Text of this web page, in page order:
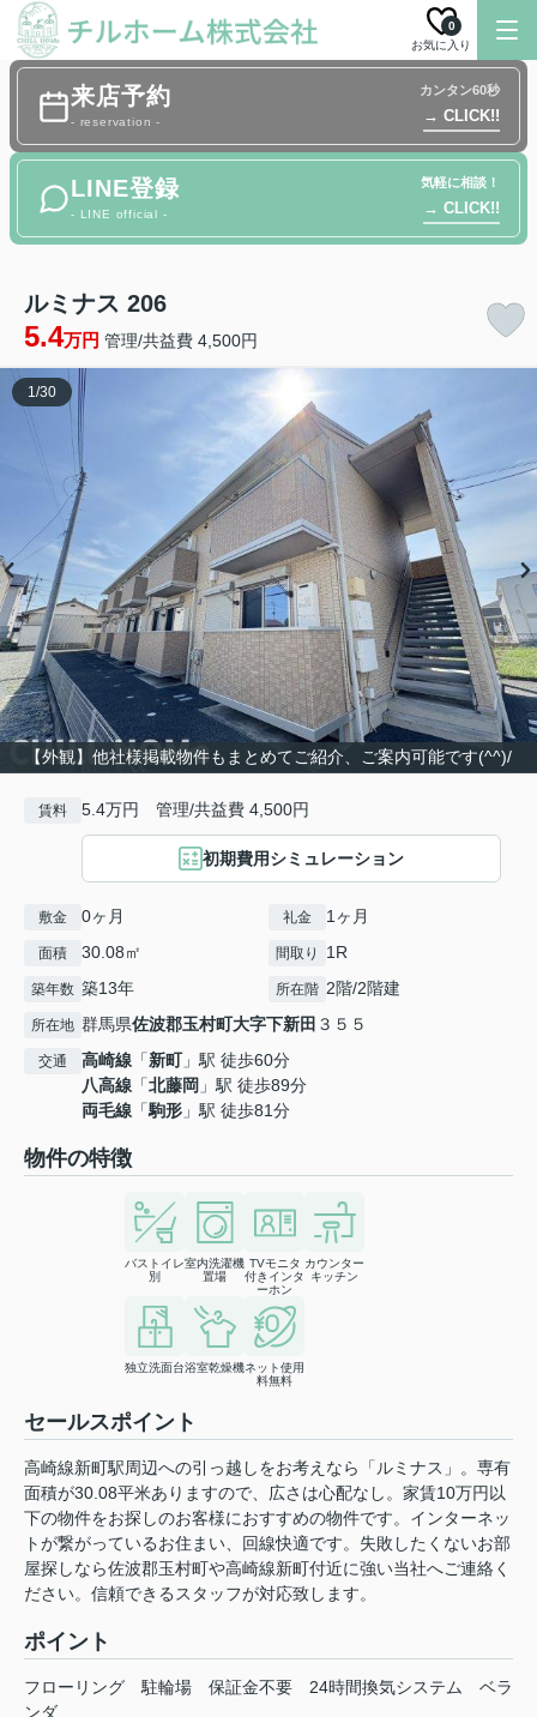
お気に入り
0
来店予約
- reservation -
カンタン60秒
→ CLICK!!
LINE登録
- LINE official -
気軽に相談！
→ CLICK!!
ルミナス 206
5.4万円 管理/共益費 4,500円
【外観】他社様掲載物件もまとめてご紹介、ご案内可能です(^^)/
1/30
賃料 5.4万円 管理/共益費 4,500円
初期費用シミュレーション
敷金 0ヶ月 礼金 1ヶ月
面積 30.08㎡ 間取り 1R
築年数 築13年 所在階 2階/2階建
所在地 群馬県佐波郡玉村町大字下新田 ３５５
交通 高崎線 「新町」駅 徒歩60分
八高線 「北藤岡 」駅 徒歩89分
両毛線 「駒形 」駅 徒歩81分
物件の特徴
バストイレ
別
室内洗濯機
置場
TVモニタ
付きインタ
ーホン
カウンター
キッチン
独立洗面台浴室乾燥機ネット使用
料無料
セールスポイント
高崎線新町駅周辺への引っ越しをお考えなら「ルミナス」。専有
面積が30.08平米ありますので、広さは心配なし。家賃10万円以
下の物件をお探しのお客様におすすめの物件です。インターネッ
トが繋がっているお住まい、回線快適です。失敗したくないお部
屋探しなら佐波郡玉村町や高崎線新町付近に強い当社へご連絡く
ださい。信頼できるスタッフが対応致します。
ポイント
フローリング 駐輪場 保証金不要 24時間換気システム
ベラ
ンダ